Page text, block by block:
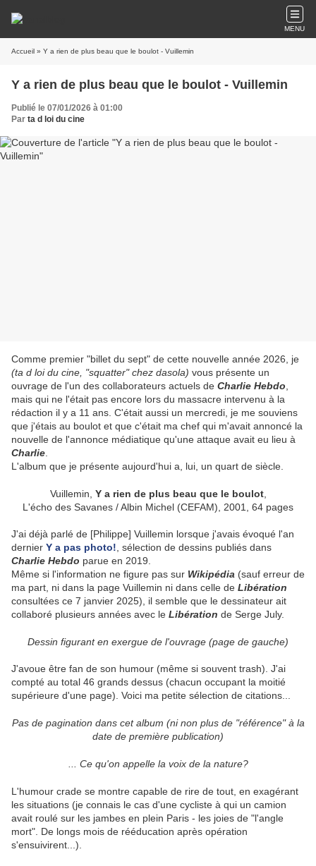
MENU
Accueil » Y a rien de plus beau que le boulot - Vuillemin
Y a rien de plus beau que le boulot - Vuillemin
Publié le 07/01/2026 à 01:00
Par ta d loi du cine
Comme premier "billet du sept" de cette nouvelle année 2026, je
(ta d loi du cine, "squatter" chez dasola) vous présente un
ouvrage de l'un des collaborateurs actuels de Charlie Hebdo
mais qui ne l'était pas encore lors du massacre intervenu à la
rédaction il y a 11 ans. C'était aussi un mercredi, je me souviens
que j'étais au boulot et que c'était ma chef qui m'avait annoncé la
nouvelle de l'annonce médiatique qu'une attaque avait eu lieu à
Charlie
L'album que je présente aujourd'hui a, lui, un quart de siècle.
Vuillemin, Y a rien de plus beau que le boulot,
L'écho des Savanes / Albin Michel (CEFAM), 2001, 64 pages
J'ai déjà parlé de [Philippe] Vuillemin lorsque j'avais évoqué l'an
dernier Y a pas photo! , sélection de dessins publiés dans
Charlie Hebdo parue en 2019.
Même si l'information ne figure pas sur Wikipédia (sauf erreur de
ma part, ni dans la page Vuillemin ni dans celle de Libération
consultées ce 7 janvier 2025), il semble que le dessinateur ait
collaboré plusieurs années avec le Libération de Serge July.
Dessin figurant en exergue de l'ouvrage (page de gauche)
J'avoue être fan de son humour (même si souvent trash). J'ai
compté au total 46 grands dessus (chacun occupant la moitié
supérieure d'une page). Voici ma petite sélection de citations...
Pas de pagination dans cet album (ni non plus de "référence" à la
date de première publication)
... Ce qu'on appelle la voix de la nature?
L'humour crade se montre capable de rire de tout, en exagérant
les situations (je connais le cas d'une cycliste à qui un camion
avait roulé sur les jambes en plein Paris - les joies de "l'angle
mort". De longs mois de rééducation après opération
s'ensuivirent...).